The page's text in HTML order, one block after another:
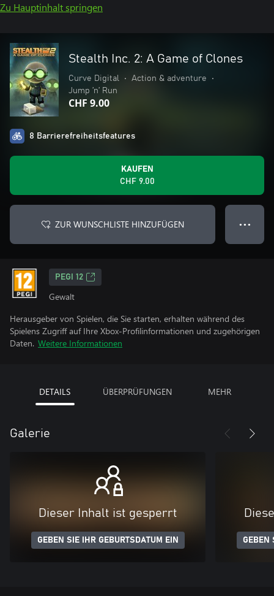
Zu Hauptinhalt springen
Stealth Inc. 2: A Game of Clones
Curve Digital • Action & adventure
•
Jump ’n’ Run
CHF 9.00
8 Barrierefreiheitsfeatures
KAUFEN
CHF 9.00
ZUR WUNSCHLISTE HINZUFÜGEN ● ● ●
PEGI 12
Gewalt
Herausgeber von Spielen, die Sie starten, erhalten während des
Spielens Zugriff auf Ihre Xbox-Profilinformationen und zugehörigen
Daten. Weitere Informationen
DETAILS ÜBERPRÜFUNGEN MEHR
Galerie
Dieser Inhalt ist gesperrt
GEBEN SIE IHR GEBURTSDATUM EIN GEBEN